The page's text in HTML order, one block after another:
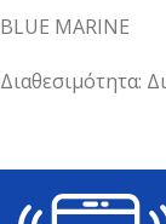
BLUE MARINE
Διαθεσιμότητα: